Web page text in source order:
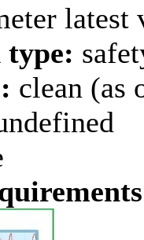
latest
type:
clean (as